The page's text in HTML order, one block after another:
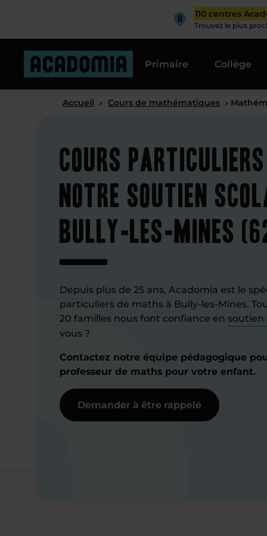
110 centres
Trouvez le plus
Primaire Collège
Accueil › Cours de mathématiques ›
Cours
notre soutien
Bully-les-Mines
Depuis plus de 25 ans, Acadomia est le
particuliers de maths à Bully-les-Mines.
20 familles nous font confiance en soutien
vous ?
Contactez notre équipe pédagogique
professeur de maths pour votre enfant.
Demander à être rappelé